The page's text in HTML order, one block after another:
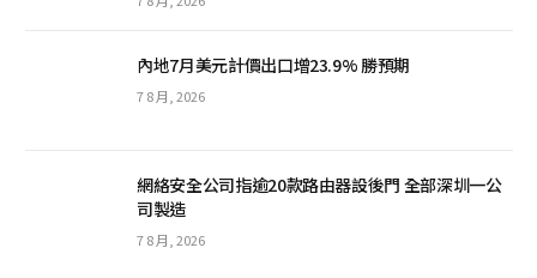
內地7月美元計價出口增23.9% 勝預期
7 8 月, 2026
網絡安全公司指逾20款路由器設後門 全部深圳一公
司製造
7 8 月, 2026